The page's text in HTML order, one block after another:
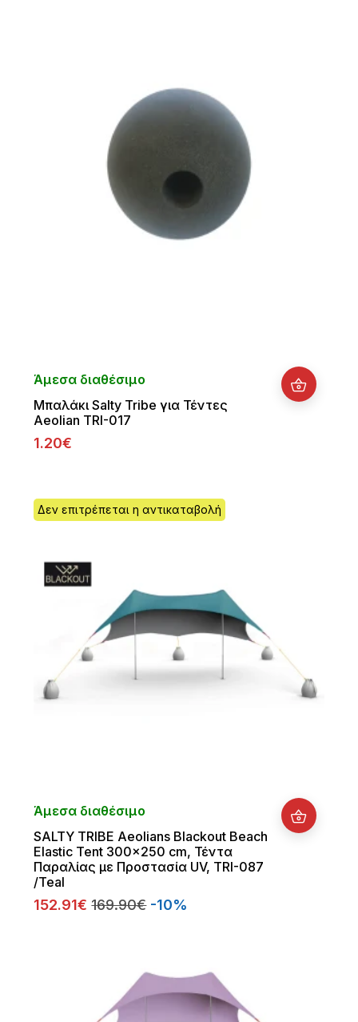
Άμεσα διαθέσιμο
Μπαλάκι Salty Tribe για Τέντες
Aeolian TRI-017
1.20€
Δεν επιτρέπεται η αντικαταβολή
Άμεσα διαθέσιμο
SALTY TRIBE Aeolians Blackout Beach
Elastic Tent 300x250 cm, Τέντα
Παραλίας με Προστασία UV, TRI-087
/Teal
152.91€ 169.90€ -10%